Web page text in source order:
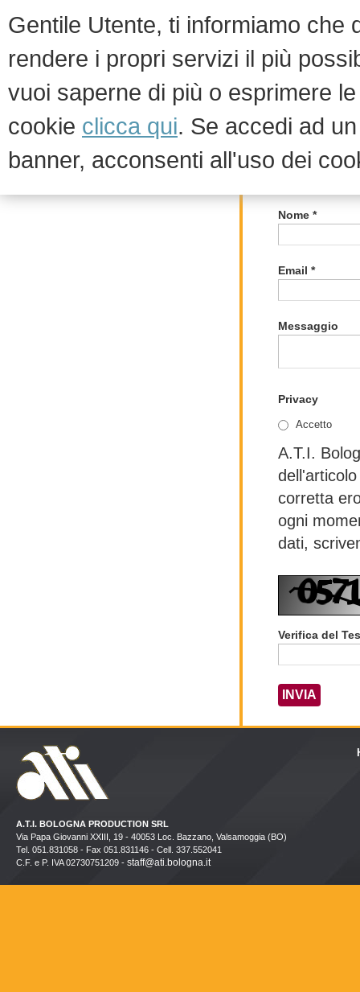
Gentile Utente, ti informiamo che
rendere i propri servizi il più
vuoi saperne di più o esprimere
cookie clicca qui. Se accedi ad
banner, acconsenti all'uso dei
Contatti Scrivici
Nome *
Email *
Messaggio
Privacy
Accetto
A.T.I.
corretta
ogni
dati,
Verifica del
A.T.I. BOLOGNA PRODUCTION SRL
Via Papa Giovanni XXIII, 19 - 40053 Loc. Bazzano, Valsamoggia (BO)
Tel. 051.831058 - Fax 051.831146 - Cell. 337.552041
C.F. e P. IVA 02730751209 - staff@ati.bologna.it